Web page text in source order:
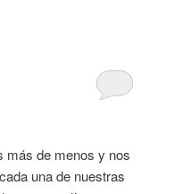
más de menos y nos
una de nuestras